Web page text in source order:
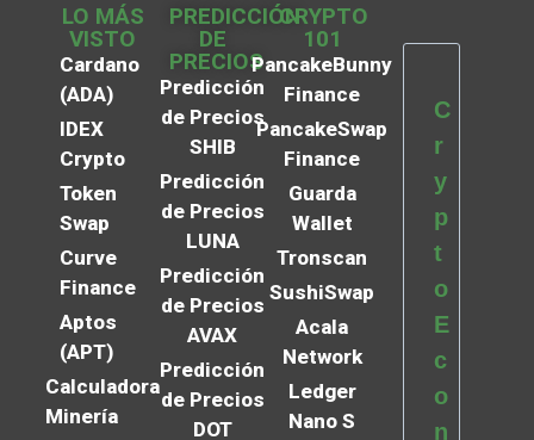
LO MÁS
VISTO
Cardano
(ADA)
IDEX
Crypto
Token
Swap
Curve
Finance
Aptos
(APT)
Calculadora
Minería
PREDICCIÓN
DE
PRECIOS
Predicción
de Precios
SHIB
Predicción
de Precios
LUNA
Predicción
de Precios
AVAX
Predicción
de Precios
DOT
CRYPTO
101
PancakeBunny
Finance
PancakeSwap
Finance
Guarda
Wallet
Tronscan
SushiSwap
Acala
Network
Ledger
Nano S
C
r
y
p
t
o
E
c
o
n